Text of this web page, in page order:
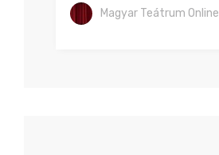
Magyar Teátrum Online